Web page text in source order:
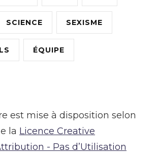
SCIENCE SEXISME
ÉQUIPE
est mise à disposition selon
la Licence Creative
- Pas d’Utilisation